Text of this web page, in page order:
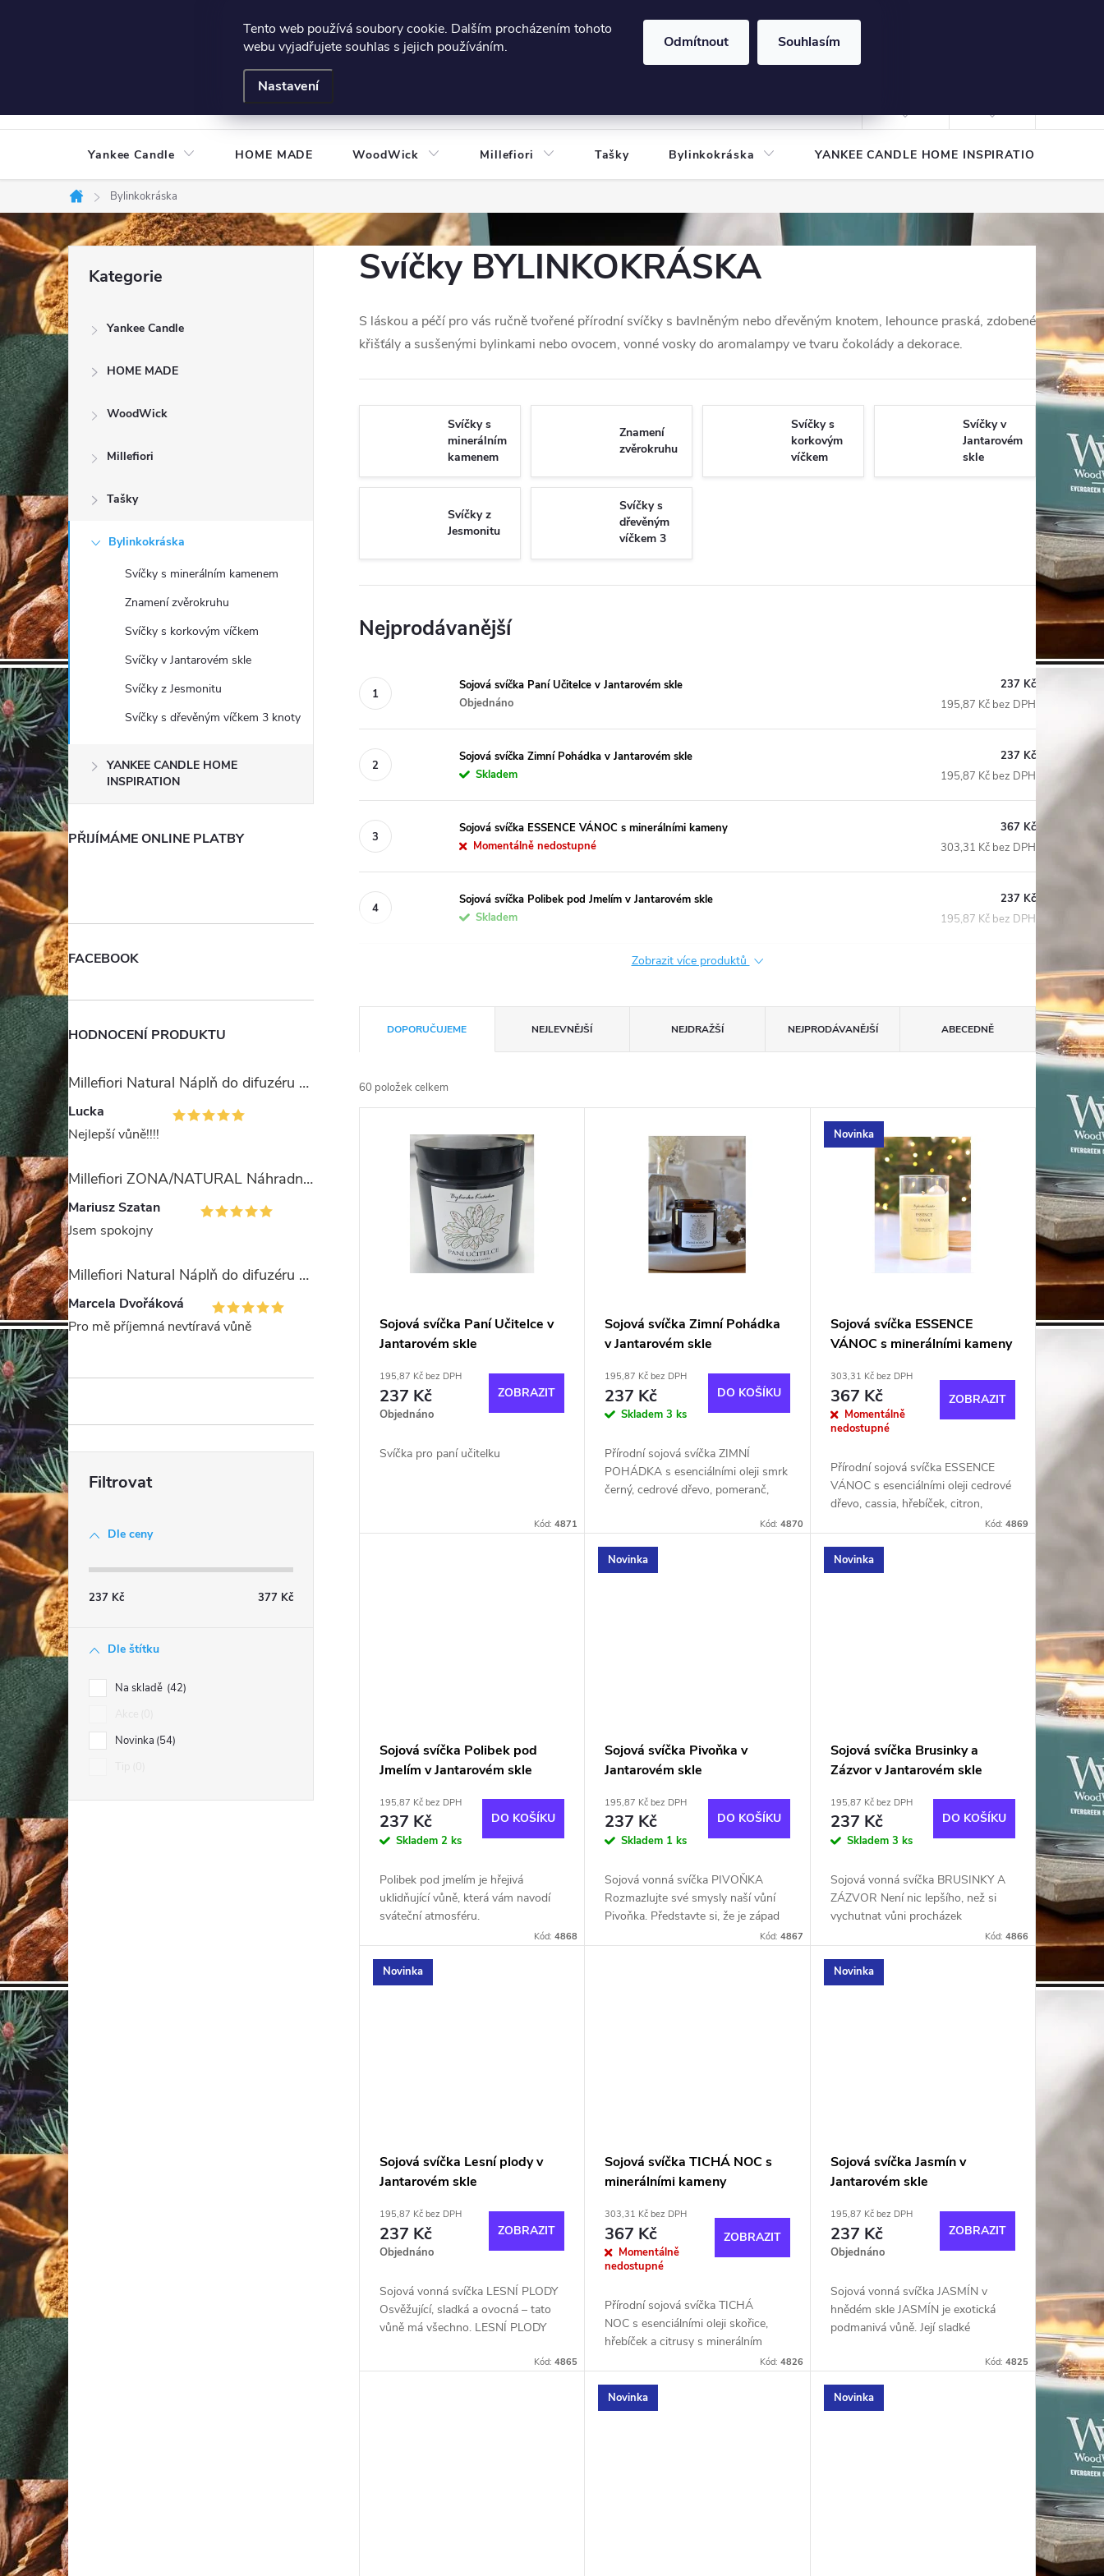
Tento web používá soubory cookie. Dalším procházením tohoto
webu vyjadřujete souhlas s jejich používáním.
Nastavení
Odmítnout Souhlasím
606124443
Podmínky e-shopu Podmínky ochrany osobních údajů
Yankee Candle HOME MADE WoodWick Millefiori Tašky Bylinkokráska YANKEE CANDLE HOME INSPIRATION
Domů
Bylinkokráska
P
o
s
r
a
n
n
í
p
a
n
e
l
kategorie
Kategorie
Yankee Candle
HOME MADE
WoodWick
Millefiori
Tašky
Bylinkokráska
Svíčky s minerálním kamenem
Znamení zvěrokruhu
Svíčky s korkovým víčkem
Svíčky v Jantarovém skle
Svíčky z Jesmonitu
Svíčky s dřevěným víčkem 3 knoty
YANKEE CANDLE HOME
INSPIRATION
PŘIJÍMÁME ONLINE PLATBY
FACEBOOK
HODNOCENÍ PRODUKTU
Millefiori Natural Náplň do difuzéru 250ml/Ambra & Rosa
Lucka
Nejlepší vůně!!!!
Millefiori ZONA/NATURAL Náhradní stébla pro difuzér 100ml
Mariusz Szatan
Jsem spokojny
Millefiori Natural Náplň do difuzéru 250ml/Legni e Fiori ďArancio
Marcela Dvořáková
Pro mě příjemná nevtíravá vůně
Dle ceny
237 Kč 377 Kč
Dle štítku
Na skladě 42
Novinka 54
Svíčky BYLINKOKRÁSKA
S láskou a péčí pro vás ručně tvořené přírodní svíčky s bavlněným nebo dřevěným knotem, lehounce praská, zdobené
křišťály a susšenými bylinkami nebo ovocem, vonné vosky do aromalampy ve tvaru čokolády a dekorace.
Svíčky s
minerálním
kamenem
Znamení
zvěrokruhu
Svíčky s
korkovým
víčkem
Svíčky v
Jantarovém
skle
Svíčky z
Jesmonitu
Svíčky s
dřevěným
víčkem 3
knoty
Nejprodávanější
Sojová svíčka Paní Učitelce v Jantarovém skle
Objednáno
237 Kč
195,87 Kč bez DPH
Sojová svíčka Zimní Pohádka v Jantarovém skle
Skladem
237 Kč
195,87 Kč bez DPH
Sojová svíčka ESSENCE VÁNOC s minerálními kameny
Momentálně nedostupné
367 Kč
303,31 Kč bez DPH
Sojová svíčka Polibek pod Jmelím v Jantarovém skle
Skladem
237 Kč
195,87 Kč bez DPH
Zobrazit více produktů
a
z
DOPORUČUJEME NEJLEVNĚJŠÍ NEJDRAŽŠÍ NEJPRODÁVANĚJŠÍ ABECEDNĚ
60 položek celkem
k
Sojová svíčka Paní Učitelce v
Jantarovém skle
195,87 Kč bez DPH
237 Kč
Objednáno
ZOBRAZIT
Svíčka pro paní učitelku
Kód:4871
Sojová svíčka Zimní Pohádka
v Jantarovém skle
195,87 Kč bez DPH
237 Kč
Skladem3 ks
DO KOŠÍKU
Přírodní sojová svíčka ZIMNÍ
POHÁDKA s esenciálními oleji smrk
černý, cedrové dřevo, pomeranč,
Kód: 4870
Novinka
Sojová svíčka ESSENCE
VÁNOC s minerálními kameny
303,31 Kč bez DPH
367 Kč
Momentálně
nedostupné
ZOBRAZIT
Přírodní sojová svíčka ESSENCE
VÁNOC s esenciálními oleji cedrové
dřevo, cassia, hřebíček, citron,
muškátový oříšek, pomeranč, máta
Kód: 4869
Sojová svíčka Polibek pod
Jmelím v Jantarovém skle
195,87 Kč bez DPH
237 Kč
Skladem 2 ks
DO KOŠÍKU
Polibek pod jmelím je hřejivá
uklidňující vůně, která vám navodí
sváteční atmosféru.
Kód:4868
Novinka
Sojová svíčka Pivoňka v
Jantarovém skle
195,87 Kč bez DPH
237 Kč
Skladem 1 ks
DO KOŠÍKU
Sojová vonná svíčka PIVOŇKA
Rozmazlujte své smysly naší vůní
Pivoňka. Představte si, že je západ
slunce, sedíte venku a vychutnáváte
Kód: 4867
Novinka
Sojová svíčka Brusinky a
Zázvor v Jantarovém skle
195,87 Kč bez DPH
237 Kč
Skladem 3 ks
DO KOŠÍKU
Sojová vonná svíčka BRUSINKY A
ZÁZVOR Není nic lepšího, než si
vychutnat vůni procházek
nechte se unést její...
Kód: 4866
Novinka
Sojová svíčka Lesní plody v
Jantarovém skle
195,87 Kč bez DPH
237 Kč
Objednáno
ZOBRAZIT
Sojová vonná svíčka LESNÍ PLODY
Osvěžující, sladká a ovocná – tato
vůně má všechno. LESNÍ PLODY
Kód:4865
Sojová svíčka TICHÁ NOC s
minerálními kameny
303,31 Kč bez DPH
367 Kč
Momentálně
nedostupné
ZOBRAZIT
Přírodní sojová svíčka TICHÁ
NOC s esenciálními oleji skořice,
hřebíček a citrusy s minerálním
Kód: 4826
Novinka
Sojová svíčka Jasmín v
Jantarovém skle
195,87 Kč bez DPH
237 Kč
Objednáno
ZOBRAZIT
Sojová vonná svíčka JASMÍN v
hnědém skle JASMÍN je exotická
podmanivá vůně. Její sladké
uklidňující a relaxační atmosféruKód: 4825
Novinka Novinka